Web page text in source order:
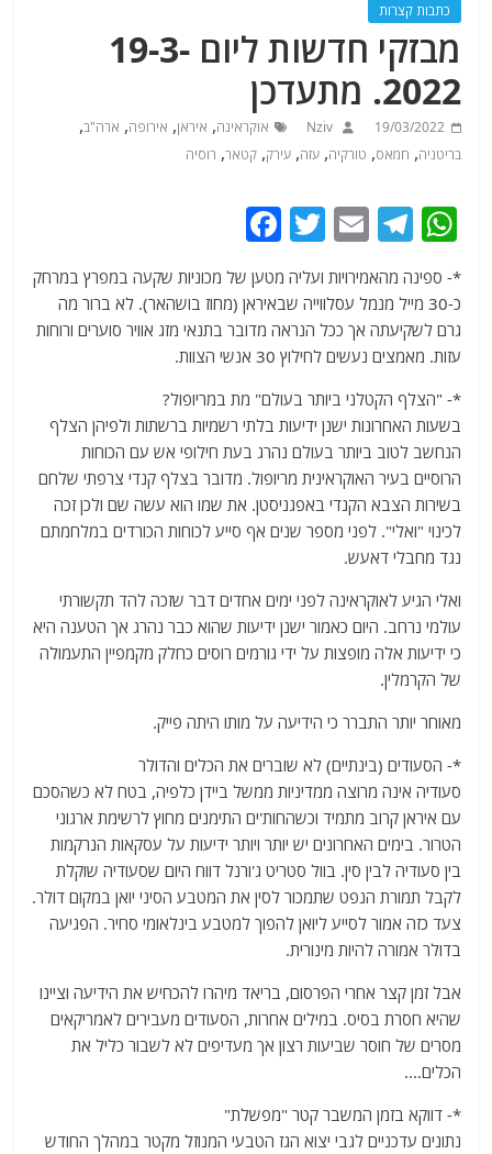
כתבות קצרות
מבזקי חדשות ליום 19-3-
2022. מתעדכן
19/03/2022
Nziv אוקראינה, איראן, אירופה, ארה"ב,
בריטניה, חמאס, טורקיה,עזה,עירק,קטאר, רוסיה
W
at
s
A
p
p
T
e
g
ra
m
E
m
ai
l
T
itt
er
a
c
e
b
o
o
k
*- ספינה מהאמירויות ועליה מטען של מכוניות שקעה במפרץ במרחק
כ-30 מייל מנמל עסלווייה שבאיראן (מחוז בושהאר). לא ברור מה
גרם לשקיעתה אך ככל הנראה מדובר בתנאי מזג אוויר סוערים ורוחות
עזות. מאמצים נעשים לחילוץ 30 אנשי הצוות.
*- "הצלף הקטלני ביותר בעולם" מת במריופול?
בשעות האחרונות ישנן ידיעות בלתי רשמיות ברשתות ולפיהן הצלף
הנחשב לטוב ביותר בעולם נהרג בעת חילופי אש עם הכוחות
הרוסיים בעיר האוקראינית מריופול. מדובר בצלף קנדי צרפתי שלחם
בשירות הצבא הקנדי באפגניסטן. את שמו הוא עשה שם ולכן זכה
לכינוי "ואלי". לפני מספר שנים אף סייע לכוחות הכורדים במלחמתם
נגד מחבלי דאעש.
ואלי הגיע לאוקראינה לפני ימים אחדים דבר שזכה להד תקשורתי
עולמי נרחב. היום כאמור ישנן ידיעות שהוא כבר נהרג אך הטענה היא
כי ידיעות אלה מופצות על ידי גורמים רוסים כחלק מקמפיין התעמולה
של הקרמלין.
מאוחר יותר התברר כי הידיעה על מותו היתה פייק.
*- הסעודים (בינתיים) לא שוברים את הכלים והדולר
סעודיה אינה מרוצה ממדיניות ממשל ביידן כלפיה, בטח לא כשהסכם
עם איראן קרוב מתמיד וכשהחות'ים התימנים מחוץ לרשימת ארגוני
הטרור. בימים האחרונים יש יותר ויותר ידיעות על עסקאות הנרקמות
בין סעודיה לבין סין. בוול סטריט ג'ורנל דווח היום שסעודיה שוקלת
לקבל תמורת הנפט שתמכור לסין את המטבע הסיני יואן במקום דולר.
צעד כזה אמור לסייע ליואן להפוך למטבע בינלאומי סחיר. הפגיעה
בדולר אמורה להיות מינורית.
אבל זמן קצר אחרי הפרסום, בריאד מיהרו להכחיש את הידיעה וציינו
שהיא חסרת בסיס. במילים אחרות, הסעודים מעבירים לאמריקאים
מסרים של חוסר שביעות רצון אך מעדיפים לא לשבור כליל את
הכלים….
*- דווקא בזמן המשבר קטר "מפשלת"
נתונים עדכניים לגבי יצוא הגז הטבעי המנוזל מקטר במהלך החודש